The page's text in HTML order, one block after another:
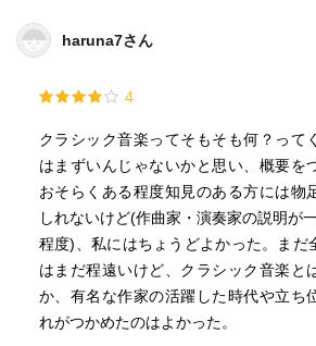
haruna7さん
4
クラシック音楽ってそもそも何？って
はまずいんじゃないかと思い、概要を
おそらくある程度知見のある方には物
しれないけど(作曲家・演奏家の説明が
程度)、私にはちょうどよかった。まだ
はまだ程遠いけど、クラシック音楽と
か、有名な作家の活躍した時代や立ち
れがつかめたのはよかった。